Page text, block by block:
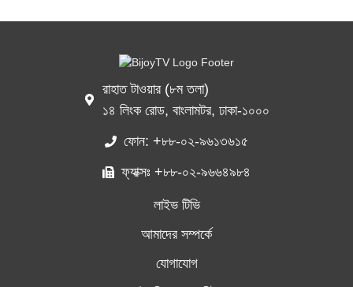
রাহাত টাওয়ার (৮ম তলা)
১৪ লিংক রোড, বাংলামটর, ঢাকা-১০০০
ফোন: +৮৮-০২-৯৬১৩৬১৫
ফ্যাক্সঃ +৮৮-০২-৯৬৬৪৯৮৪
লাইভ টিভি
আমাদের সম্পর্কে
যোগাযোগ